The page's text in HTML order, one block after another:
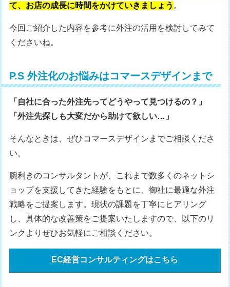
て、お店の成長に時間をかけていきましょう 。
今回ご紹介した内容を参考に外注の活用を検討してみて
くださいね。
P.S 外注化のお悩みはコマースデザインまで
「自社に合った外注先ってどうやって見つけるの？」
「外注先探しも大変だから助けて欲しい…」
そんなときは、ぜひコマースデザインまでご相談くださ
い。
腕利きのコンサルタントが、これまで数多くのネットシ
ョップを支援してきた経験をもとに、御社に最適な外注
戦略をご提案します。現状の課題を丁寧にヒアリング
し、具体的な改善策をご提案いたしますので、以下のリ
ンクよりぜひお気軽にご相談ください。
EC経営コンサルティングはこちら